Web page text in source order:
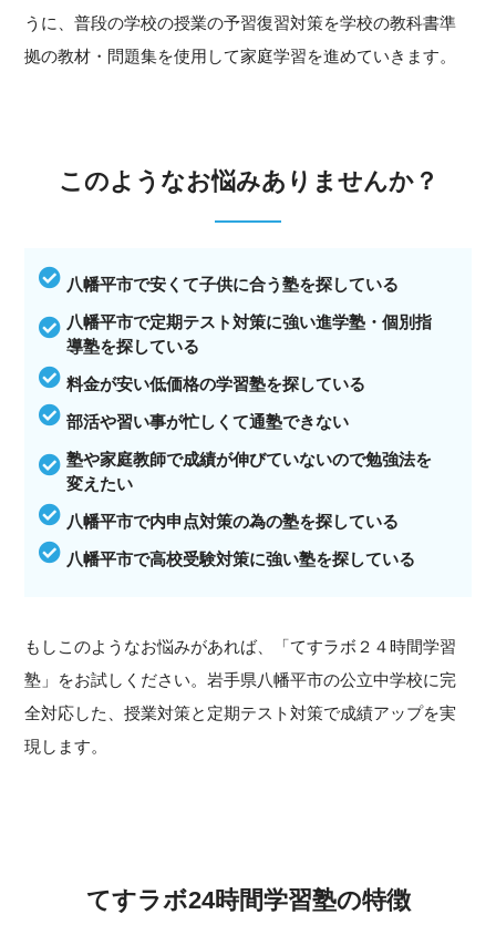
うに、普段の学校の授業の予習復習対策を学校の教科書準
拠の教材・問題集を使用して家庭学習を進めていきます。
このようなお悩みありませんか？
八幡平市で安くて子供に合う塾を探している
八幡平市で定期テスト対策に強い進学塾・個別指
導塾を探している
料金が安い低価格の学習塾を探している
部活や習い事が忙しくて通塾できない
塾や家庭教師で成績が伸びていないので勉強法を
変えたい
八幡平市で内申点対策の為の塾を探している
八幡平市で高校受験対策に強い塾を探している
もしこのようなお悩みがあれば、「てすラボ２４時間学習
塾」をお試しください。岩手県八幡平市の公立中学校に完
全対応した、授業対策と定期テスト対策で成績アップを実
現します。
てすラボ24時間学習塾の特徴